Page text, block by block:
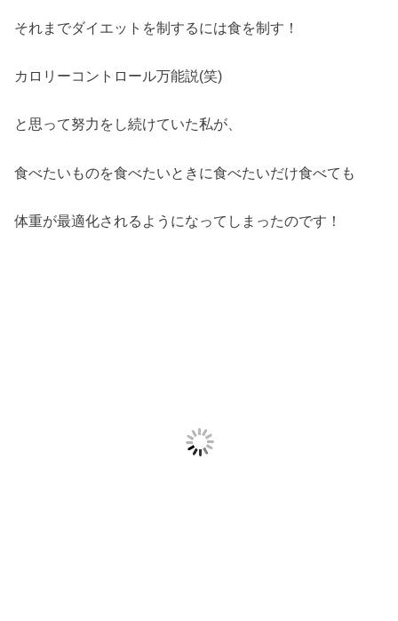
それまでダイエットを制するには食を制す！
カロリーコントロール万能説(笑)
と思って努力をし続けていた私が、
食べたいものを食べたいときに食べたいだけ食べても
体重が最適化されるようになってしまったのです！